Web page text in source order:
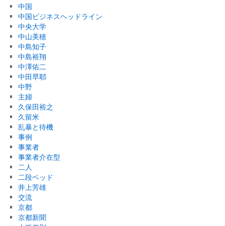
中国
中国ビジネスヘッドライン
中央大学
中山美穂
中島知子
中島裕翔
中澤佑二
中田早耶
中野
主婦
久保田裕之
久留米
乱暴と待機
事例
事業者
事業者介在型
二人
二段ベッド
井上芳雄
交流
京都
京都新聞